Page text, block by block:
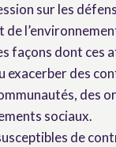
sur les
de
façons dont ces
exacerber des
des
sociaux.
de